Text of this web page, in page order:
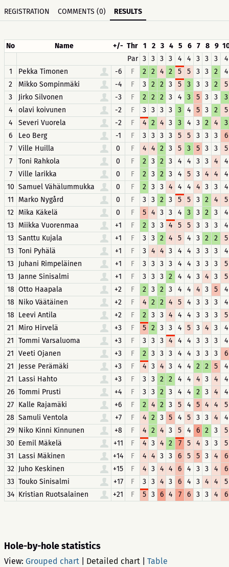
REGISTRATION COMMENTS (0) RESULTS
No Name +/- Thr 1 2 3 4 5 6 7 8 9
Par 3 3 3 3 4 4 3 3 3
4
1
Pekka Timonen -6 F 2 2 4 2 5 5 3 3 2
4
2
Mikko Sompinmäki -4 F 3 2 2 3 5 3 3 3 2
5
3
Jirko Silvonen -3 F 2 2 2 3 4 3 5 3 3
3
4
olavi koivunen -2 F 3 3 3 3 3 4 5 3 2
5
4
Severi Vuorela -2 F 4 2 4 3 3 4 3 2 4
3
6
Leo Berg -1 F 3 3 3 3 5 5 3 3 3
6
7
Ville Huilla 0 F 4 4 2 3 5 3 5 3 3
5
7
Toni Rahkola 0 F 2 3 2 3 4 4 3 3 4
4
7
Ville larikka 0 F 2 3 2 3 4 5 3 4 4
4
10 Samuel Vähälummukka 0 F 2 3 3 4 4 4 4 3 3
4
11
Marko Nygård 0 F 3 3 2 3 5 5 3 2 4
5
12 Mika Käkelä 0 F 5 4 3 3 4 3 3 2 3
4
13 Miikka Vuorenmaa +1 F 2 3 3 4 5 5 3 3 3
4
13 Santtu Kujala +1 F 3 3 2 4 5 4 3 2 2
5
13 Toni Pyhälä +1 F 3 4 4 3 4 4 3 3 3
4
13 Juhani Rimpeläinen +1 F 3 3 3 3 4 4 3 3 3
5
13 Janne Sinisalmi +1 F 3 3 3 2 4 4 3 4 3
5
18 Otto Haapala +2 F 2 3 2 3 4 4 4 3 5
4
18 Niko Väätäinen +2 F 4 2 2 4 5 4 3 3 3
4
18 Leevi Antila +2 F 2 3 3 4 4 4 3 3 3
5
21
Miro Hirvelä +3 F 5 2 3 3 4 5 3 4 3
4
21 Tommi Varsaluoma +3 F 3 3 3 4 4 4 3 3 3
4
21 Veeti Ojanen +3 F 2 3 3 3 4 4 3 3 3
6
21
Jesse Perämäki +3 F 4 3 4 3 4 4 2 2 5
4
21
Lassi Hahto +3 F 3 3 2 2 4 4 4 3 4
4
26 Tommi Prusti +4 F 3 3 2 3 4 4 2 3 4
4
27 Kalle Rajamäki +6 F 2 4 2 3 5 4 5 4 4
5
28 Samuli Ventola +7 F 4 2 3 5 4 5 3 3 4
4
29 Niko Kinni Kinnunen +8 F 4 2 4 3 5 4 6 2 3
5
30 Eemil Mäkelä +11 F 4 3 4 2 7 5 4 3 3
5
31
Lassi Mäkinen +14 F 4 4 3 3 6 5 5 3 4
6
32 Juho Keskinen +15 F 4 3 4 4 6 4 3 3 4
6
33 Touko Sinisalmi +17 F 3 3 4 3 6 4 3 4 4
5
34 Kristian Ruotsalainen +21 F 5 3 6 4 7 6 3 3 4 6
Hole-by-hole statistics
View: Grouped chart Detailed chart Table